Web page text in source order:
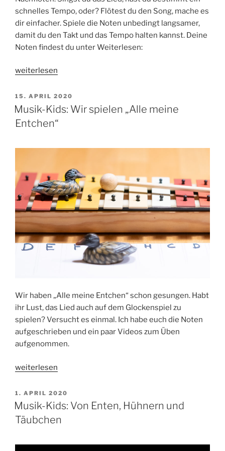
schnelles Tempo, oder? Flötest du den Song, mache es
dir einfacher. Spiele die Noten unbedingt langsamer,
damit du den Takt und das Tempo halten kannst. Deine
Noten findest du unter Weiterlesen:
„Flöten-
Hänsel
und
Gretel“
weiterlesen
VERÖFFENTLICHT
AM
15. APRIL 2020
Musik-Kids: Wir spielen „Alle meine
Entchen“
Wir haben „Alle meine Entchen“ schon gesungen. Habt
ihr Lust, das Lied auch auf dem Glockenspiel zu
spielen? Versucht es einmal. Ich habe euch die Noten
aufgeschrieben und ein paar Videos zum Üben
aufgenommen.
„Musik-
Wir
spielen
„Alle
weiterlesen
VERÖFFENTLICHT
AM
1. APRIL 2020
Musik-Kids: Von Enten, Hühnern und
Täubchen